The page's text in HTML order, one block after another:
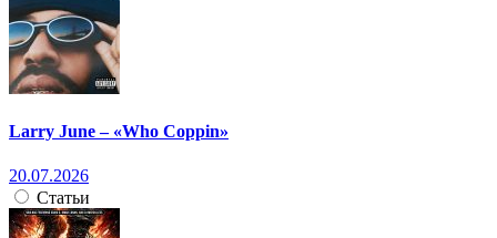
Larry June – «Who Coppin»
20.07.2026
Статьи